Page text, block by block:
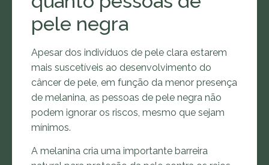
pele negra
Apesar dos indivíduos de pele clara estarem
mais suscetíveis ao desenvolvimento do
câncer de pele, em função da menor presença
de melanina, as pessoas de pele negra não
podem ignorar os riscos, mesmo que sejam
mínimos.
A melanina cria uma importante barreira